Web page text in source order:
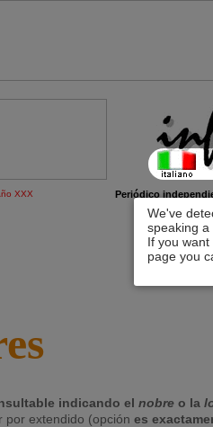
We've
speaking
If you
page you
XXX Periódico
indicando el nobre o la
por extendido (opción es